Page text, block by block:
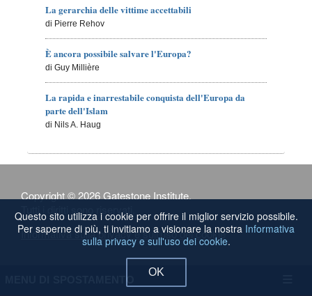
La gerarchia delle vittime accettabili
di Pierre Rehov
È ancora possibile salvare l'Europa?
di Guy Millière
La rapida e inarrestabile conquista dell'Europa da
parte dell'Islam
di Nils A. Haug
Copyright © 2026 Gatestone Institute.
Tutti i diritti sono riservati.
Informativa sulla privacy e sull'uso dei cookie
Questo sito utilizza i cookie per offrire il miglior servizio possibile.
Per saperne di più, ti invitiamo a visionare la nostra Informativa
sulla privacy e sull'uso dei cookie.
OK